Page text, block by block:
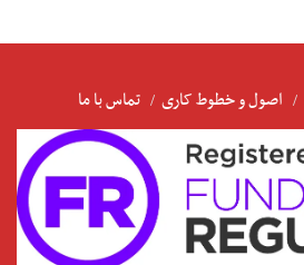
اصول و خطوط کاری تماس با ما